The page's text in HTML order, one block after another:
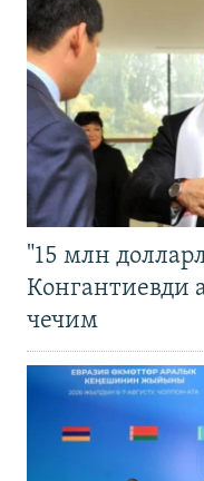
"15 млн
Конгантиевди
чечим